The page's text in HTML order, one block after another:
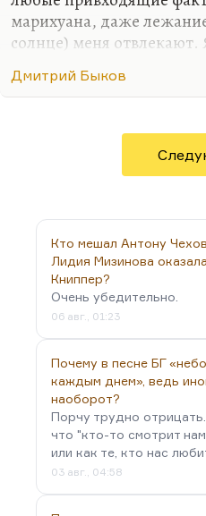
марихуана, даже
солнце) меня отвлекают.
обстановке, как было в
на внутреннем протесте.
умеренного,
комфорта. Мне, в общем,
Марихуана – дело не в
Но марихуана меняет
заметно снижает вашу
И при таком подходе,
Дмитрий Быков
Кто мешал Антону
Лидия Мизинова
Книппер?
Очень убедительно.
06 авг., 01:23
Почему в песне БГ
каждым днем», ведь
наоборот?
Порчу трудно
что "кто-то смотрит
или как те, кто нас
03 авг., 04:58